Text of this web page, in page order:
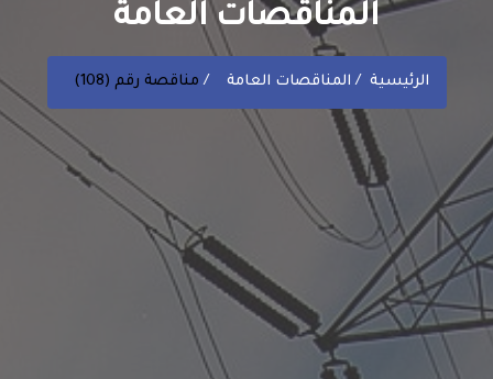
المناقصات العامة
الرئيسية المناقصات العامة مناقصة رقم (108)